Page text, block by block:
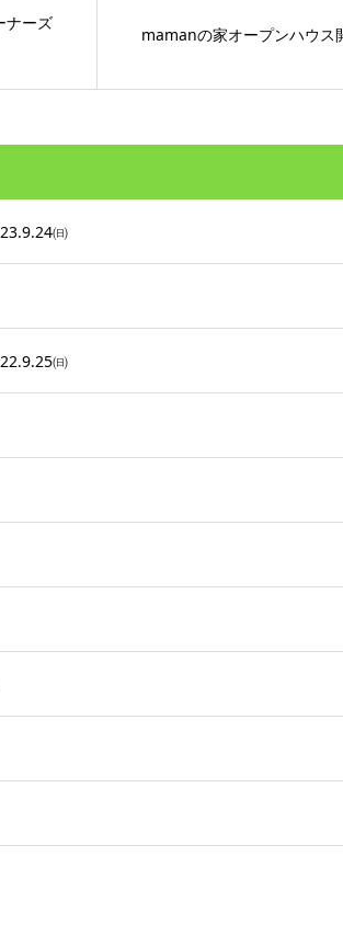
ナーズ
mamanの家オープンハウス
㈰
㈰